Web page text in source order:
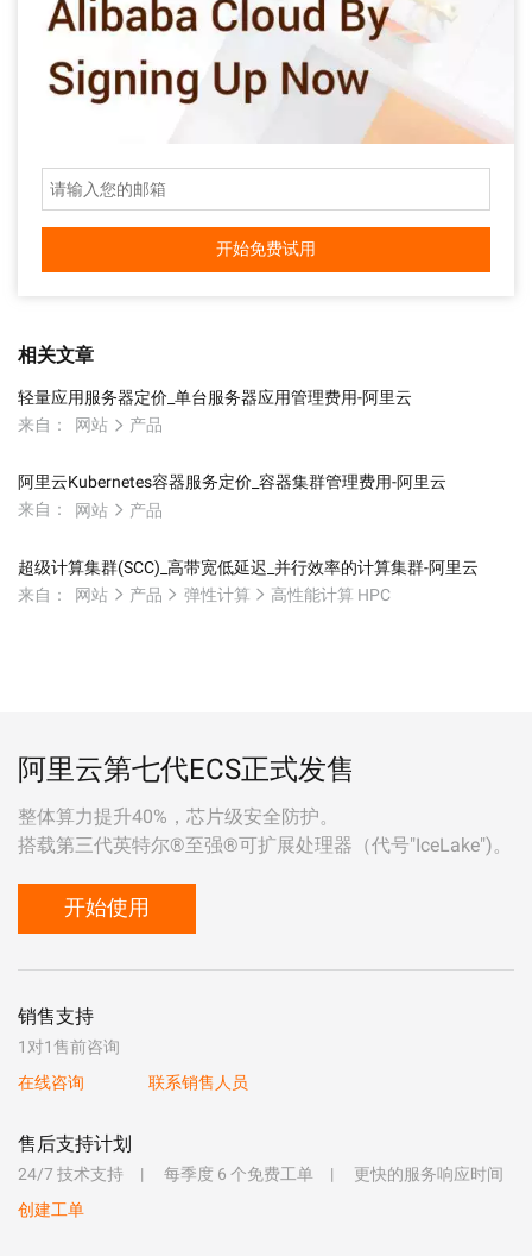
开始免费试用
相关文章
轻量应用服务器定价_单台服务器应用管理费用-阿里云
来自：
网站 产品
阿里云Kubernetes容器服务定价_容器集群管理费用-阿里云
来自：
网站 产品
超级计算集群(SCC)_高带宽低延迟_并行效率的计算集群-阿里云
来自：
网站 产品 弹性计算 高性能计算 HPC
阿里云第七代ECS正式发售
整体算力提升40%，芯片级安全防护。
搭载第三代英特尔®至强®可扩展处理器（代号"IceLake")。
开始使用
销售支持
1对1售前咨询
在线咨询
联系销售人员
售后支持计划
24/7 技术支持 每季度 6 个免费工单
更快的服务响应时间
创建工单